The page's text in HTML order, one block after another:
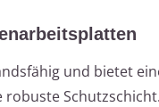
und bietet
robuste